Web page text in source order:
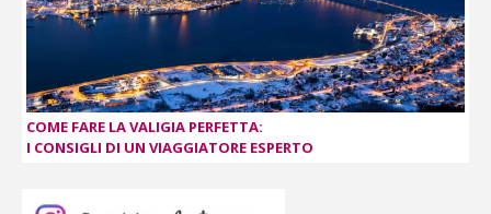
COME FARE LA VALIGIA PERFETTA:
I CONSIGLI DI UN VIAGGIATORE ESPERTO